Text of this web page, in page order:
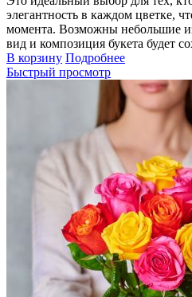
элегантность в каждом цветке,
момента. Возможны небольшие
вид и композиция букета будет
В корзину Подробнее
Быстрый просмотр